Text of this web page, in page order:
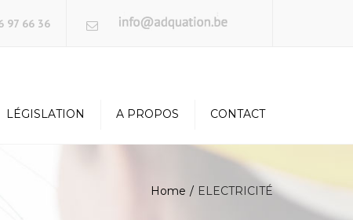
97 66 36
LÉGISLATION A PROPOS CONTACT
Home ELECTRICITÉ